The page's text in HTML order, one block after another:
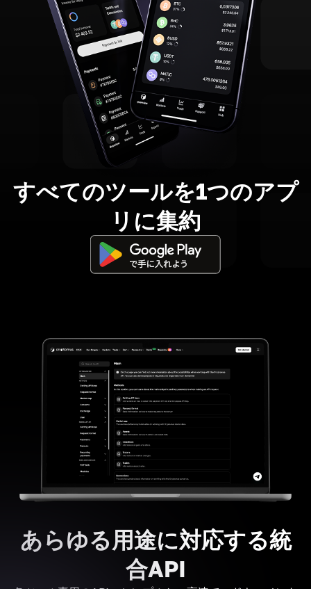
すべてのツールを1つのアプ
リに集約
あらゆる用途に対応する統
合API